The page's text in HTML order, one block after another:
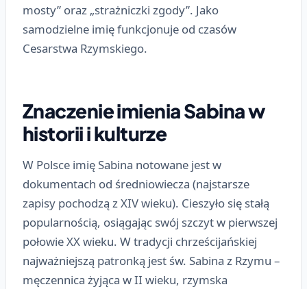
mosty” oraz „strażniczki zgody”. Jako
samodzielne imię funkcjonuje od czasów
Cesarstwa Rzymskiego.
Znaczenie imienia Sabina w
historii i kulturze
W Polsce imię Sabina notowane jest w
dokumentach od średniowiecza (najstarsze
zapisy pochodzą z XIV wieku). Cieszyło się stałą
popularnością, osiągając swój szczyt w pierwszej
połowie XX wieku. W tradycji chrześcijańskiej
najważniejszą patronką jest św. Sabina z Rzymu –
męczennica żyjąca w II wieku, rzymska